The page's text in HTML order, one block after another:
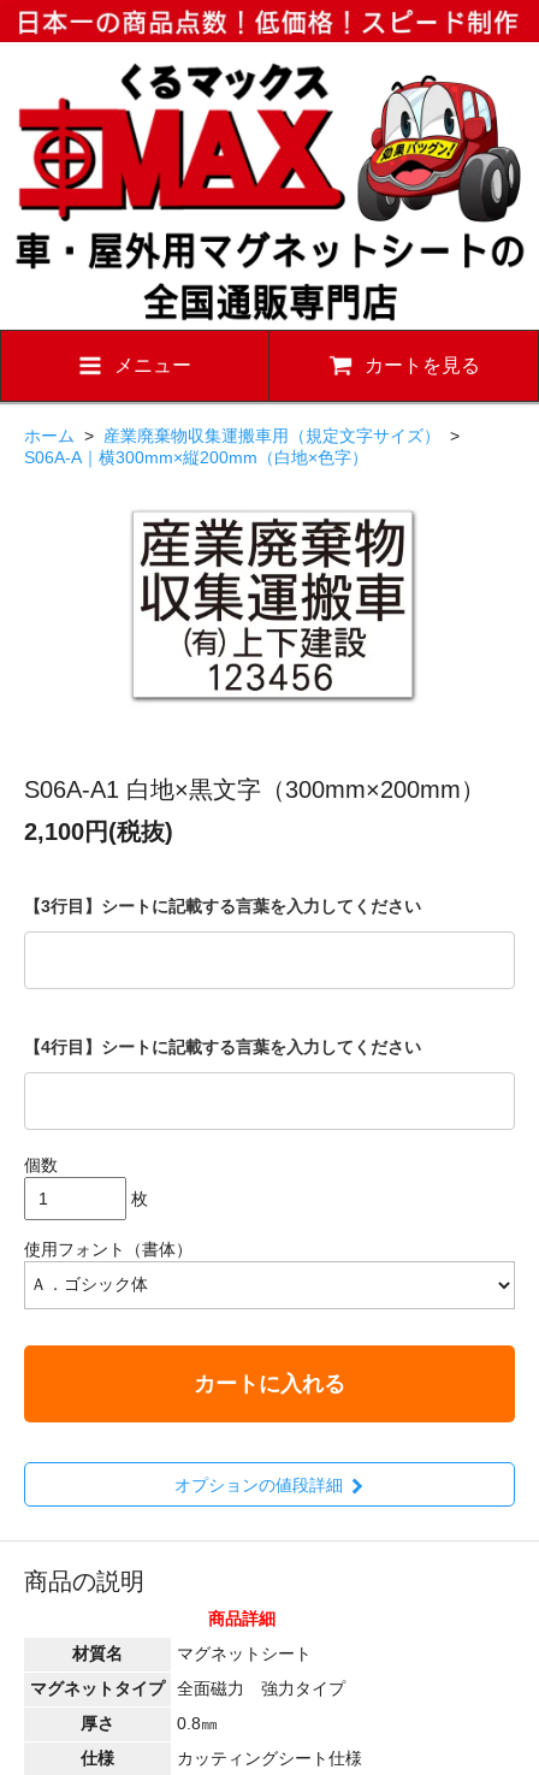
メニュー カートを見る
ホーム > 産業廃棄物収集運搬車用（規定文字サイズ）
>
S06A-A｜横300mm×縦200mm（白地×色字）
S06A-A1 白地×黒文字（300mm×200mm）
2,100円(税抜)
【3行目】シートに記載する言葉を入力してください
【4行目】シートに記載する言葉を入力してください
個数
枚
使用フォント（書体）
カートに入れる
オプションの値段詳細
商品の説明
商品詳細
材質名
マグネットシート
マグネットタイプ
全面磁力 強力タイプ
厚さ
0.8㎜
仕様
カッティングシート仕様